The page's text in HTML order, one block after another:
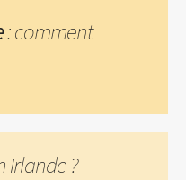
: comment
Irlande ?